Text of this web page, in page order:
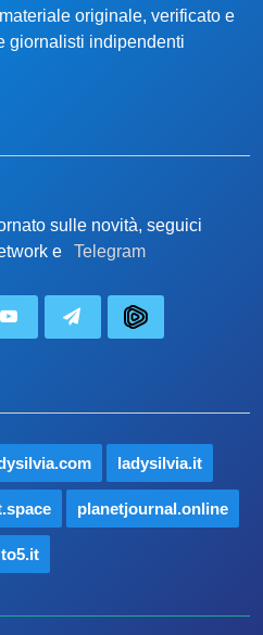
originale, verificato e
giornalisti indipendenti
sulle novità, seguici
e
Telegram
ladysilvia.it
planetjournal.online
to5.it